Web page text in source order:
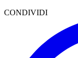
CONDIVIDI